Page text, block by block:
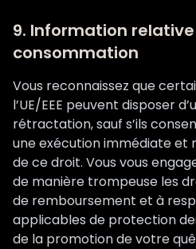
9. Information
consommation
Vous reconnaissez que
l’UE/EEE peuvent disposer
rétractation, sauf s’ils
une exécution immédiate et
de ce droit. Vous vous
de manière trompeuse les
de remboursement et à
applicables de protection
de la promotion de votre